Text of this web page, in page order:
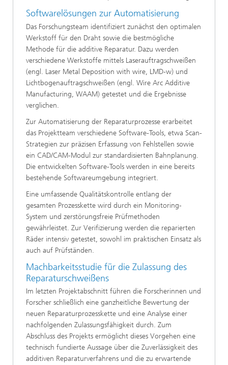
Softwarelösungen zur Automatisierung
Das Forschungsteam identifiziert zunächst den optimalen
Werkstoff für den Draht sowie die bestmögliche
Methode für die additive Reparatur. Dazu werden
verschiedene Werkstoffe mittels Laserauftragschweißen
(engl. Laser Metal Deposition with wire, LMD-w) und
Lichtbogenauftragschweißen (engl. Wire Arc Additive
Manufacturing, WAAM) getestet und die Ergebnisse
verglichen.
Zur Automatisierung der Reparaturprozesse erarbeitet
das Projektteam verschiedene Software-Tools, etwa Scan-
Strategien zur präzisen Erfassung von Fehlstellen sowie
ein CAD/CAM-Modul zur standardisierten Bahnplanung.
Die entwickelten Software-Tools werden in eine bereits
bestehende Softwareumgebung integriert.
Eine umfassende Qualitätskontrolle entlang der
gesamten Prozesskette wird durch ein Monitoring-
System und zerstörungsfreie Prüfmethoden
gewährleistet. Zur Verifizierung werden die reparierten
Räder intensiv getestet, sowohl im praktischen Einsatz als
auch auf Prüfständen.
Machbarkeitsstudie für die Zulassung des
Reparaturschweißens
Im letzten Projektabschnitt führen die Forscherinnen und
Forscher schließlich eine ganzheitliche Bewertung der
neuen Reparaturprozesskette und eine Analyse einer
nachfolgenden Zulassungsfähigkeit durch. Zum
Abschluss des Projekts ermöglicht dieses Vorgehen eine
technisch fundierte Aussage über die Zuverlässigkeit des
additiven Reparaturverfahrens und die zu erwartende